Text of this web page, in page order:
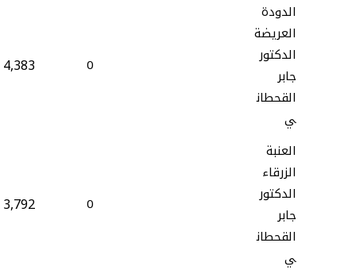
الدودة
العريضة
الدكتور
جابر
القحطان
ي
0
4,383
العنبة
الزرقاء
الدكتور
جابر
القحطان
ي
0
3,792